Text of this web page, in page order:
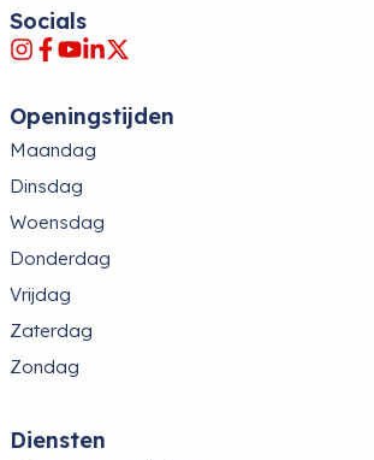
Socials
Openingstijden
Maandag
Dinsdag
Woensdag
Donderdag
Vrijdag
Zaterdag
Zondag
Diensten